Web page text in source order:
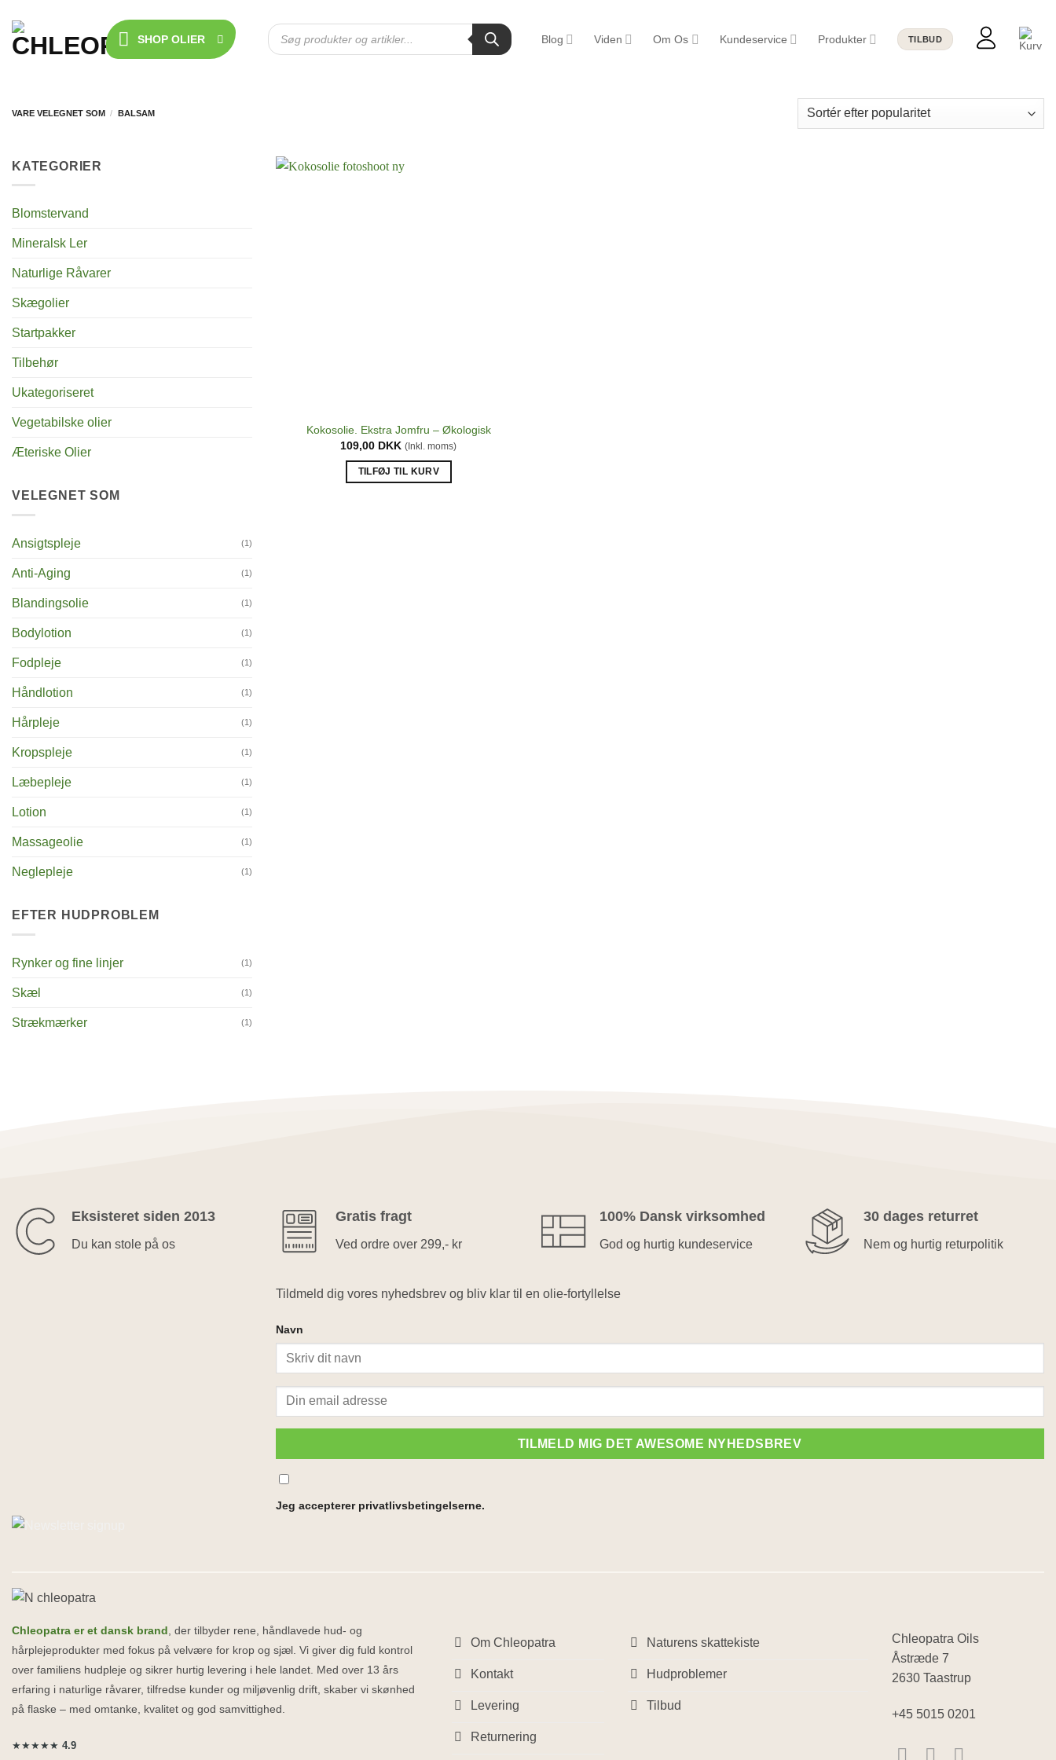
indhold
SHOP OLIER
Products
search
Blog Viden Om Os Kundeservice Produkter TILBUD
VARE VELEGNET SOM / BALSAM
KATEGORIER
Blomstervand
Mineralsk Ler
Naturlige Råvarer
Skægolier
Startpakker
Tilbehør
Ukategoriseret
Vegetabilske olier
Æteriske Olier
VELEGNET SOM
Ansigtspleje (1)
Anti-Aging (1)
Blandingsolie (1)
Bodylotion (1)
Fodpleje (1)
Håndlotion (1)
Hårpleje (1)
Kropspleje (1)
Læbepleje (1)
Lotion (1)
Massageolie (1)
Neglepleje (1)
EFTER HUDPROBLEM
Rynker og fine linjer (1)
Skæl (1)
Strækmærker (1)
Kokosolie. Ekstra Jomfru – Økologisk
109,00 DKK (Inkl. moms)
TILFØJ TIL KURV
Eksisteret siden 2013
Du kan stole på os
Gratis fragt
Ved ordre over 299,- kr
100% Dansk virksomhed
God og hurtig kundeservice
30 dages returret
Nem og hurtig returpolitik
Tildmeld dig vores nyhedsbrev og bliv klar til en olie-fortyllelse
Navn
TILMELD MIG DET AWESOME NYHEDSBREV
Jeg accepterer privatlivsbetingelserne.
Chleopatra er et dansk brand , der tilbyder rene, håndlavede hud- og
hårplejeprodukter med fokus på velvære for krop og sjæl. Vi giver dig fuld kontrol
over familiens hudpleje og sikrer hurtig levering i hele landet. Med over 13 års
erfaring i naturlige råvarer, tilfredse kunder og miljøvenlig drift, skaber vi skønhed
på flaske – med omtanke, kvalitet og god samvittighed.
★★★★★ 4.9
Om Chleopatra
Kontakt
Levering
Returnering
Naturens skattekiste
Hudproblemer
Tilbud
Chleopatra Oils
Åstræde 7
2630 Taastrup
+45 5015 0201